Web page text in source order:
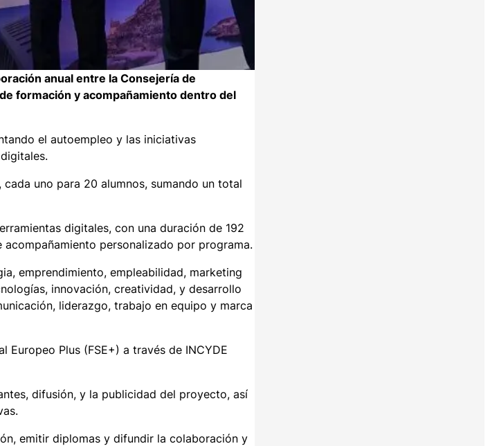
anual entre la Consejería de
formación y acompañamiento dentro del
el autoempleo y las iniciativas
uno para 20 alumnos, sumando un total
digitales, con una duración de 192
personalizado por programa.
emprendimiento, empleabilidad, marketing
innovación, creatividad, y desarrollo
liderazgo, trabajo en equipo y marca
Europeo Plus (FSE+) a través de INCYDE
difusión, y la publicidad del proyecto, así
emitir diplomas y difundir la colaboración y